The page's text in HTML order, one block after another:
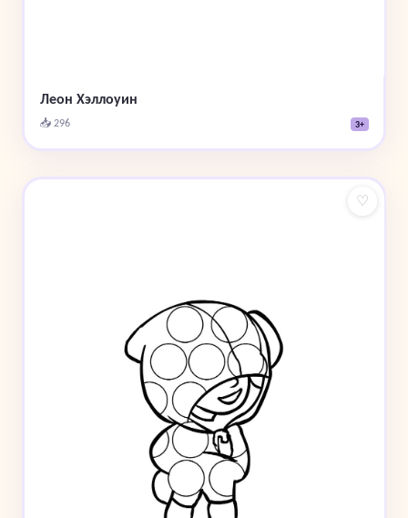
Леон Хэллоуин
📥 296 3+
♡